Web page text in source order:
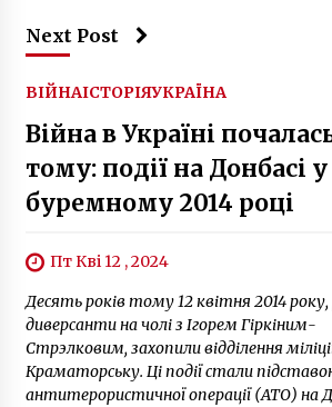
Next Post
ВІЙНАІСТОРІЯУКРАЇНА
Війна в Україні
тому: події на Донбасі у
буремному 2014 році
Пт Кві 12 , 2024
Десять років тому 12 квітня 2014 року,
диверсанти на чолі з Ігорем Гіркіним-
Стрэлковим, захопили відділення
Краматорську. Ці події стали
антитерористичної операції (АТО) на